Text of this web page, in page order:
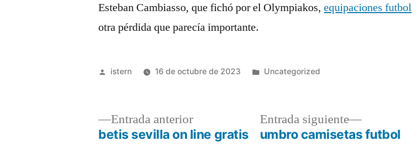
Esteban Cambiasso, que fichó por el Olympiakos,equipaciones futbol
otra pérdida que parecía importante.
Publicado
istern 16 de octubre de 2023
Publicado
Uncategorized
Navegación
Entrada anteriorEntrada
anterior:
betis sevilla on line gratis
Entrada siguiente
Entrada
siguiente:
umbro camisetas futbol